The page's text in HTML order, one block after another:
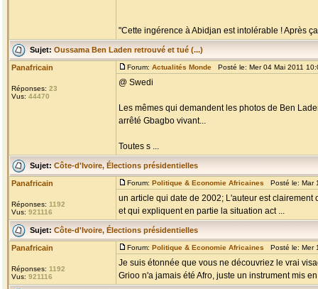
"Cette ingérence à Abidjan est intolérable ! Après
Sujet: Oussama Ben Laden retrouvé et tué (...)
Panafricain
Réponses: 23
Vus: 44470
Forum: Actualités Monde Posté le: Mer 04 Mai 2011
@ Swedi
Les mêmes qui demandent les photos de Ben
arrêté Gbagbo vivant...
Toutes s ...
Sujet: Côte-d'Ivoire, Élections présidentielles
Panafricain
Réponses: 1192
Vus: 921116
Forum: Politique & Economie Africaines Posté le: Mar
un article qui date de 2002; L'auteur est
et qui expliquent en partie la situation act ...
Sujet: Côte-d'Ivoire, Élections présidentielles
Panafricain
Réponses: 1192
Vus: 921116
Forum: Politique & Economie Africaines Posté le: Mer
Je suis étonnée que vous ne découvriez le vrai
Grioo n'a jamais été Afro, juste un instrument mis